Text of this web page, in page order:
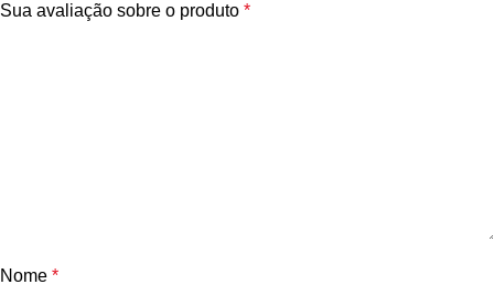
Sua avaliação sobre o produto *
Nome *